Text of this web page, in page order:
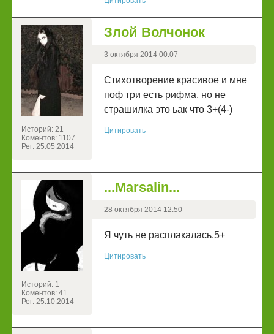
Историй: 21
Коментов: 1107
Рег: 25.05.2014
Злой Волчонок
3 октября 2014 00:07
Стихотворение красивое и мне
поф три есть рифма, но не
страшилка это ьак что 3+(4-)
Цитировать
Историй: 1
Коментов: 41
Рег: 25.10.2014
...Marsalin...
28 октября 2014 12:50
Я чуть не расплакалась.5+
Цитировать